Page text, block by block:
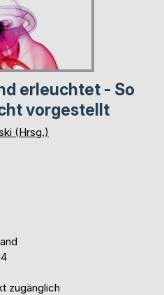
erleuchtet - So
vorgestellt
(Hrsg.)
zugänglich